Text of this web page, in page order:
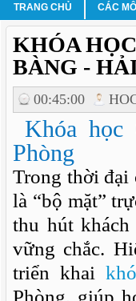
TRANG CHỦ CÁC
KHÓA
BÀNG -
00:45:00
Khóa học
Phòng
Trong thời đại
là “bộ mặt”
thu hút
vững chắc.
triển khai
Phòng, giúp